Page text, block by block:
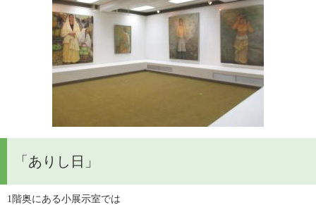
「ありし日」
1階奥にある小展示室では